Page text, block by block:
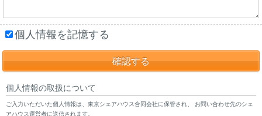
個人情報を記憶する
個人情報の取扱について
ご入力いただいた個人情報は、東京シェアハウス合同会社に保管され、 お問い合わせ先のシェ
アハウス運営者に送信されます。